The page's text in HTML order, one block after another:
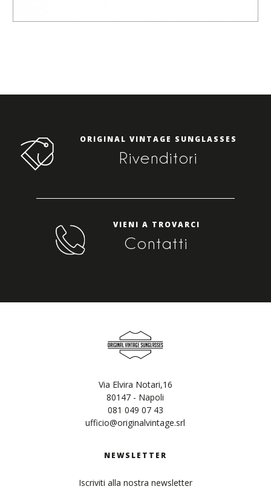
ORIGINAL VINTAGE SUNGLASSES
Rivenditori
VIENI A TROVARCI
Contatti
Via Elvira Notari,16
80147 - Napoli
081 049 07 43
ufficio@originalvintage.srl
NEWSLETTER
Iscriviti alla nostra newsletter